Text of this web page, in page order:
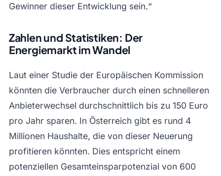
Gewinner dieser Entwicklung sein.“
Zahlen und Statistiken: Der
Energiemarkt im Wandel
Laut einer Studie der Europäischen Kommission
könnten die Verbraucher durch einen schnelleren
Anbieterwechsel durchschnittlich bis zu 150 Euro
pro Jahr sparen. In Österreich gibt es rund 4
Millionen Haushalte, die von dieser Neuerung
profitieren könnten. Dies entspricht einem
potenziellen Gesamteinsparpotenzial von 600